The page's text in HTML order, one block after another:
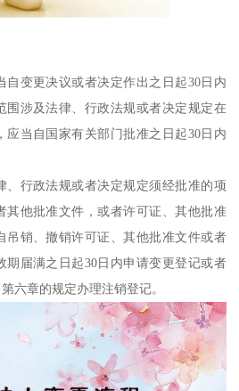
自变更决议或者决定作出之日起30日内
围涉及法律、行政法规或者决定规定在
应当自国家有关部门批准之日起30日内
、行政法规或者决定规定须经批准的项
其他批准文件，或者许可证、其他批准
吊销、撤销许可证、其他批准文件或者
期届满之日起30日内申请变更登记或者
六章的规定办理注销登记。